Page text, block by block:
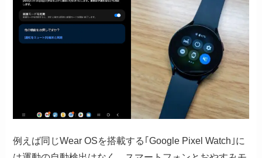
例えば同じWear OSを搭載する｢Google Pixel Watch｣に